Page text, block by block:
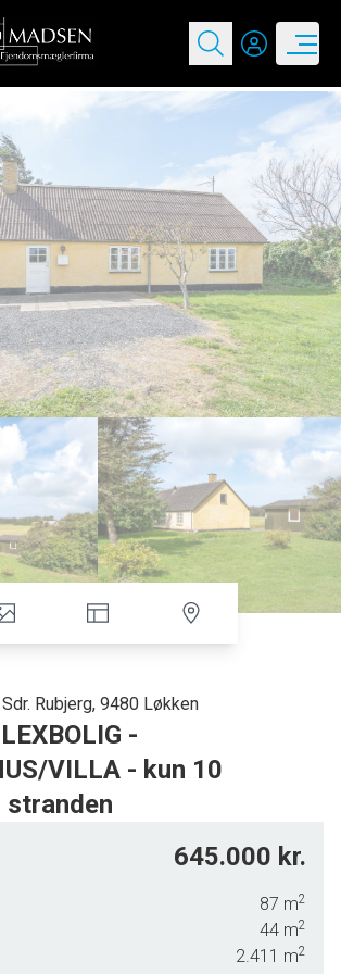
Rubjerg, 9480 Løkken
-
VILLA - kun 10
af Vendsyssel, mellem Løkken og Lønstrup og nær hovedvej
sydpå via Løkken til Aabybro, hvor den rammer hovedvej
kilometer til hovedvejen, og da villaen ligger på en lille
645.000 kr.
87 m2
44 m2
2.411 m2